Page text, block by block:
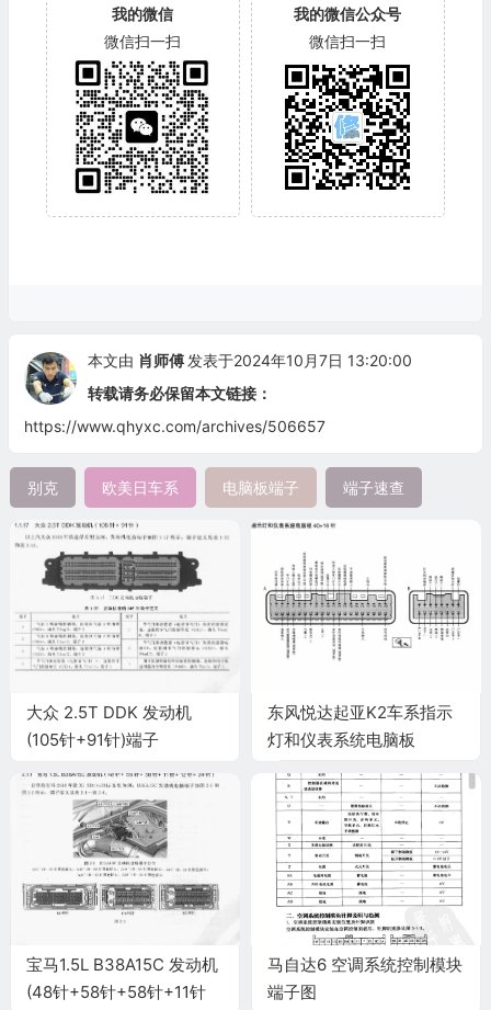
我的微信
微信扫一扫
我的微信公众号
微信扫一扫
本文由 肖师傅 发表于2024年10月7日 13:20:00
转载请务必保留本文链接：
https://www.qhyxc.com/archives/506657
别克 欧美日车系 电脑板端子 端子速查
大众 2.5T DDK 发动机
(105针+91针)端子
东风悦达起亚K2车系指示
灯和仪表系统电脑板
宝马1.5L B38A15C 发动机
(48针+58针+58针+11针
马自达6 空调系统控制模块
端子图